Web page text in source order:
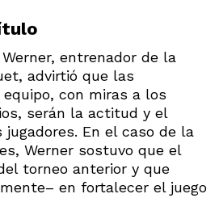
entrenador de la
advirtió que las
con miras a los
serán la actitud y el
En el caso de la
Werner sostuvo que el
torneo anterior y que
en fortalecer el juego